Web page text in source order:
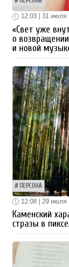
12:03 | 31 июля
«Свет уже
о
и новой
ПЕРСОНА
12:08 | 29 июля
Каменский
стразы в